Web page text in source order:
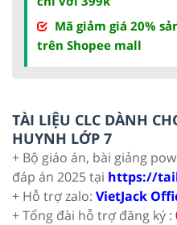
Mã giảm giá 20%
trên Shopee mall
TÀI LIỆU CLC DÀNH
HUYNH LỚP 7
+ Bộ giáo án, bài giảng
đáp án 2025 tại https://
+ Hỗ trợ zalo: VietJack
+ Tổng đài hỗ trợ đăng ký :